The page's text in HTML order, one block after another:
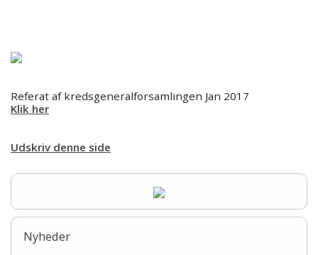
Hjem
Soignerings- og Trimmekursus
Træning
Referat af kredsgeneralforsamlingen Jan 2017
Klik her
Udskriv denne side
Nyheder